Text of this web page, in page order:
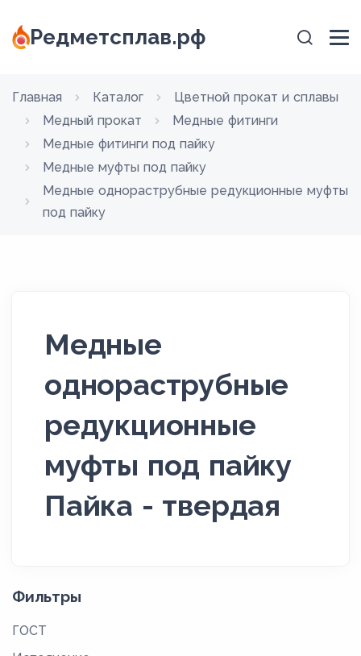
Редметсплав.рф
Главная Каталог
Цветной прокат и сплавы
Медный прокат
Медные фитинги
Медные фитинги под пайку
Медные муфты под пайку
Медные однораструбные редукционные муфты
под пайку
Медные
однораструбные
редукционные
муфты под пайку
Пайка - твердая
Фильтры
ГОСТ